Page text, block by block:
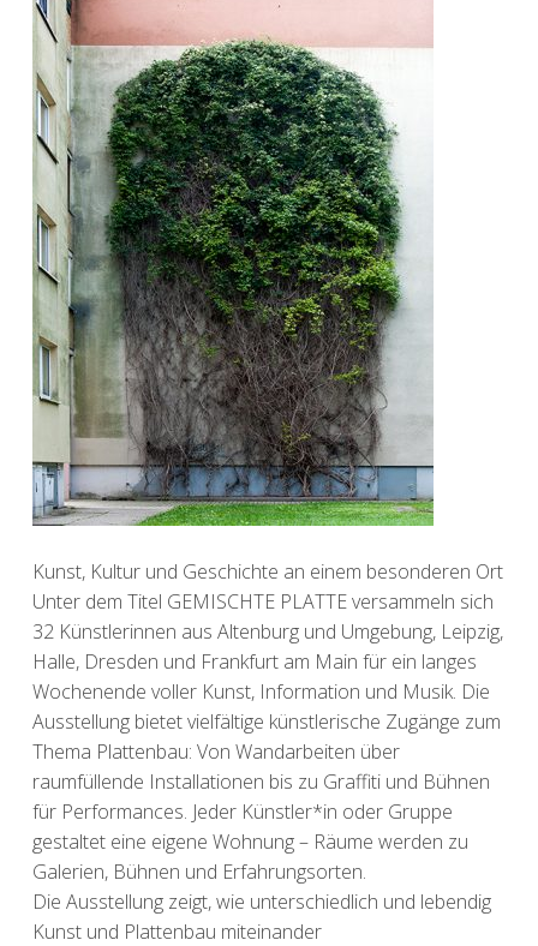
Kunst, Kultur und Geschichte an einem besonderen Ort
Unter dem Titel GEMISCHTE PLATTE versammeln sich
32 Künstlerinnen aus Altenburg und Umgebung, Leipzig,
Halle, Dresden und Frankfurt am Main für ein langes
Wochenende voller Kunst, Information und Musik. Die
Ausstellung bietet vielfältige künstlerische Zugänge zum
Thema Plattenbau: Von Wandarbeiten über
raumfüllende Installationen bis zu Graffiti und Bühnen
für Performances. Jeder Künstler*in oder Gruppe
gestaltet eine eigene Wohnung – Räume werden zu
Galerien, Bühnen und Erfahrungsorten.
Die Ausstellung zeigt, wie unterschiedlich und lebendig
Kunst und Plattenbau miteinander